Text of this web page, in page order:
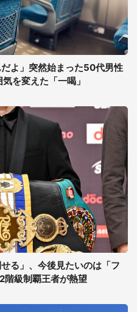
よ」突然始まった50代男性
を変えた「一喝」
る」、今後見たいのは「フ
階級制覇王者が熱望